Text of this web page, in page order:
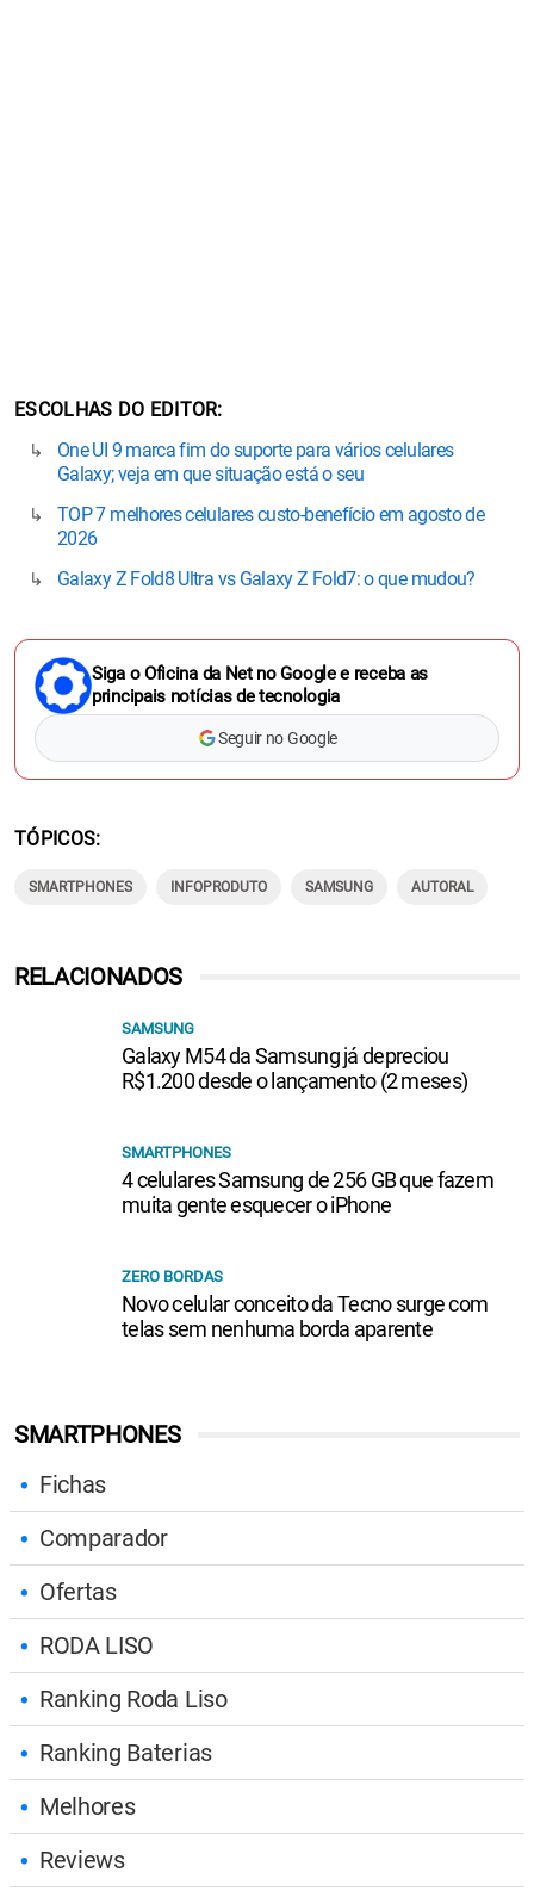
ESCOLHAS DO EDITOR
One UI 9 marca fim do suporte para vários celulares
Galaxy; veja em que situação está o seu
TOP 7 melhores celulares custo-benefício em agosto de
2026
Galaxy Z Fold8 Ultra vs Galaxy Z Fold7: o que mudou?
Siga o Oficina da Net no Google e receba as
principais notícias de tecnologia
Seguir no Google
TÓPICOS
SMARTPHONES INFOPRODUTO SAMSUNG AUTORAL
SMARTPHONES
Fichas
Comparador
Ofertas
RODA LISO
Ranking Roda Liso
Ranking Baterias
Melhores
Reviews
RELACIONADOS
SAMSUNG
Galaxy M54 da Samsung já depreciou
R$1.200 desde o lançamento (2 meses)
SMARTPHONES
4 celulares Samsung de 256 GB que fazem
muita gente esquecer o iPhone
ZERO BORDAS
Novo celular conceito da Tecno surge com
telas sem nenhuma borda aparente